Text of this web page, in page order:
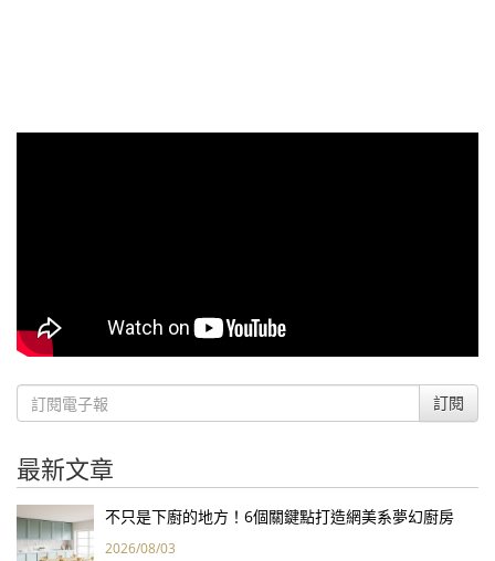
訂閱
最新文章
不只是下廚的地方！6個關鍵點打造網美系夢幻廚房
2026/08/03